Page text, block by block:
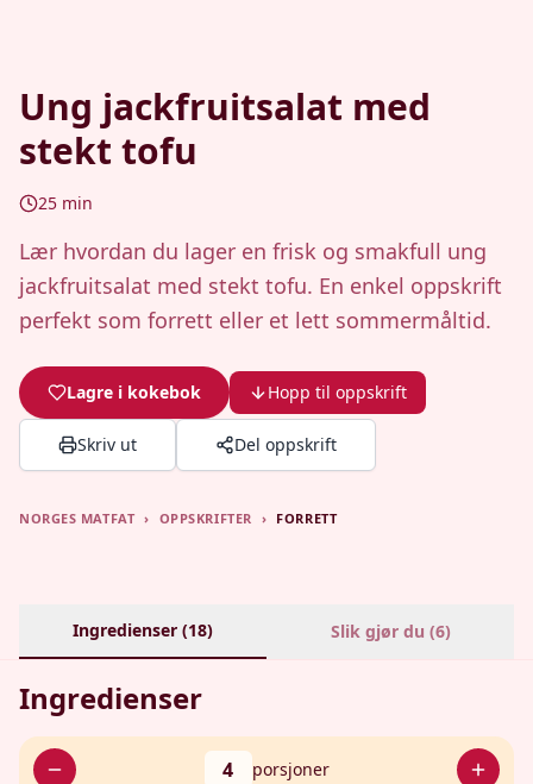
Ung jackfruitsalat med
stekt tofu
25 min
Lær hvordan du lager en frisk og smakfull ung
jackfruitsalat med stekt tofu. En enkel oppskrift
perfekt som forrett eller et lett sommermåltid.
Lagre i kokebok Hopp til oppskrift
Skriv ut Del oppskrift
NORGES MATFAT › OPPSKRIFTER › FORRETT
Ingredienser (18) Slik gjør du (6)
Ingredienser
4 porsjoner